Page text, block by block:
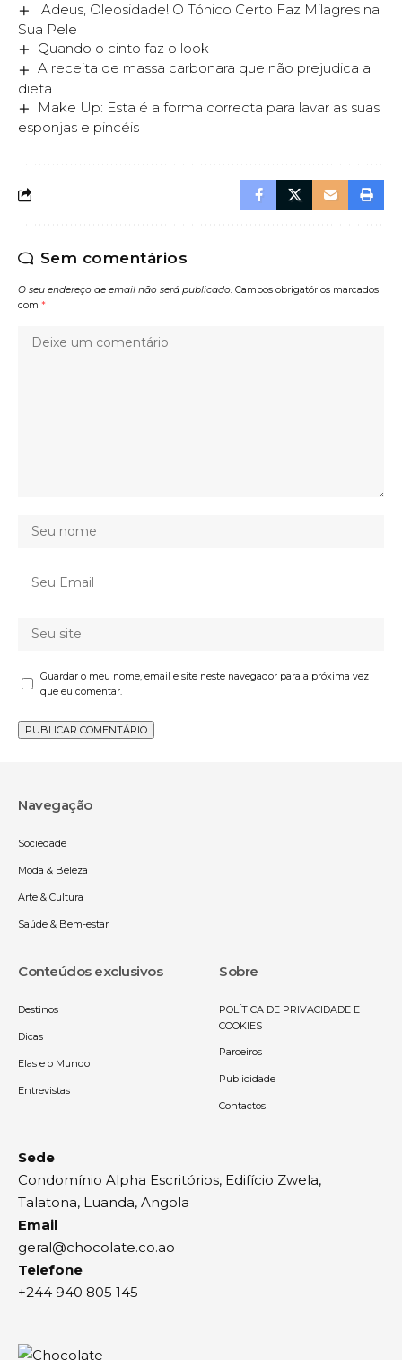
Adeus, Oleosidade! O Tónico Certo Faz Milagres na
Sua Pele
Quando o cinto faz o look
A receita de massa carbonara que não prejudica a
dieta
Make Up: Esta é a forma correcta para lavar as suas
esponjas e pincéis
Sem comentários
O seu endereço de email não será publicado. Campos obrigatórios marcados
com *
Guardar o meu nome, email e site neste navegador para a próxima vez
que eu comentar.
Navegação
Sociedade
Moda & Beleza
Arte & Cultura
Saúde & Bem-estar
Conteúdos exclusivos
Destinos
Dicas
Elas e o Mundo
Entrevistas
Sobre
POLÍTICA DE PRIVACIDADE E
COOKIES
Parceiros
Publicidade
Contactos
Sede
Condomínio Alpha Escritórios, Edifício Zwela,
Talatona, Luanda, Angola
Email
geral@chocolate.co.ao
Telefone
+244 940 805 145